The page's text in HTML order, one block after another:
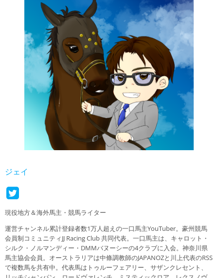
ジェイ
現役地方＆海外馬主・競馬ライター
運営チャンネル累計登録者数1万人超えの一口馬主YouTuber。豪州競馬
会員制コミュニティJJ Racing Club 共同代表。一口馬主は、キャロット・
シルク・ノルマンディー・DMMバヌーシーの4クラブに入会。神奈川県
馬主協会会員。オーストラリアは中條調教師のJAPANOZと川上代表のRSS
で複数馬を共有中。代表馬はトゥルーフェアリー、サザンクレセント、